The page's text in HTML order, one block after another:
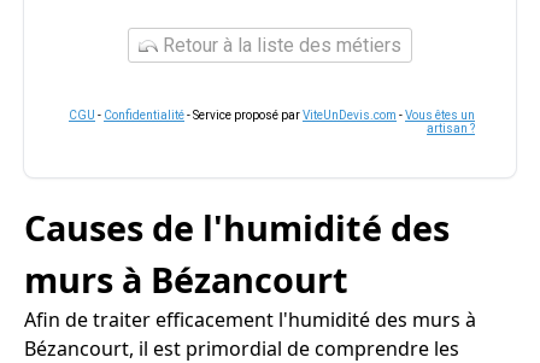
Retour à la liste des métiers
CGU - Confidentialité- Service proposé parViteUnDevis.com -Vous êtes un
artisan ?
Causes de l'humidité des
murs à Bézancourt
Afin de traiter efficacement l'humidité des murs à
Bézancourt, il est primordial de comprendre les